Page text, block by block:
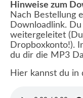
Hinweise zum
Nach Bestellung
Downloadlink.
weitergeleitet
Dropboxkonto!).
du dir die MP3
Hier kannst du in